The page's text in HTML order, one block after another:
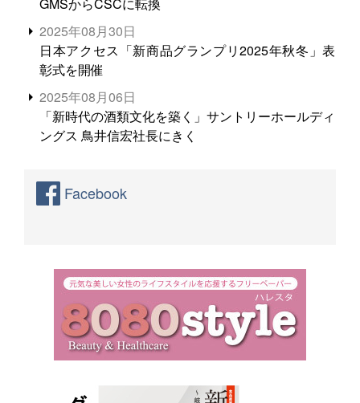
2025年08月30日
日本アクセス「新商品グランプリ2025年秋冬」表
彰式を開催
2025年08月06日
「新時代の酒類文化を築く」サントリーホールディ
ングス 鳥井信宏社長にきく
Facebook